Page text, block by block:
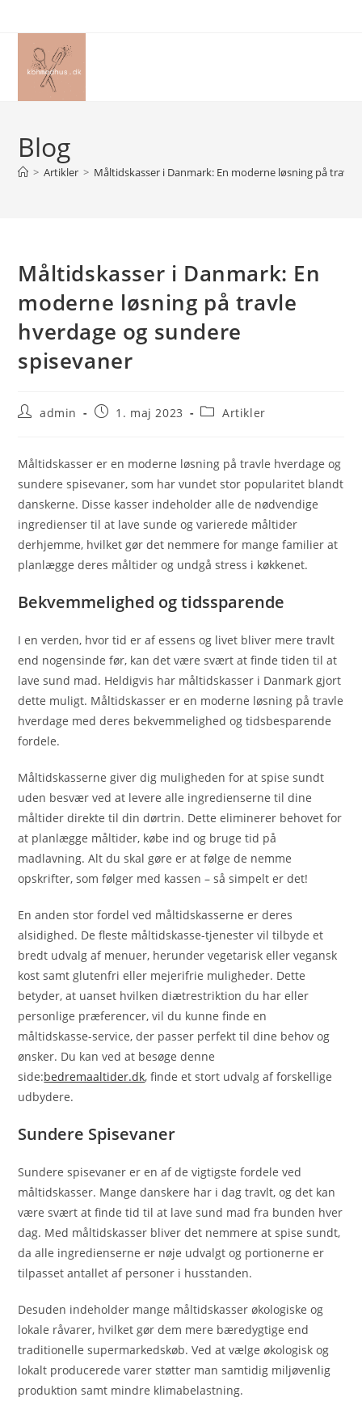
content
Blog
> Artikler > Måltidskasser i Danmark: En moderne løsning på
Måltidskasser i Danmark: En
moderne løsning på travle
hverdage og sundere
spisevaner
Postadmin
Post1. maj 2023
PostArtikler
Måltidskasser er en moderne løsning på travle hverdage og
sundere spisevaner, som har vundet stor popularitet blandt
danskerne. Disse kasser indeholder alle de nødvendige
ingredienser til at lave sunde og varierede måltider
derhjemme, hvilket gør det nemmere for mange familier at
planlægge deres måltider og undgå stress i køkkenet.
Bekvemmelighed og tidssparende
I en verden, hvor tid er af essens og livet bliver mere travlt
end nogensinde før, kan det være svært at finde tiden til at
lave sund mad. Heldigvis har måltidskasser i Danmark gjort
dette muligt. Måltidskasser er en moderne løsning på travle
hverdage med deres bekvemmelighed og tidsbesparende
fordele.
Måltidskasserne giver dig muligheden for at spise sundt
uden besvær ved at levere alle ingredienserne til dine
måltider direkte til din dørtrin. Dette eliminerer behovet for
at planlægge måltider, købe ind og bruge tid på
madlavning. Alt du skal gøre er at følge de nemme
opskrifter, som følger med kassen – så simpelt er det!
En anden stor fordel ved måltidskasserne er deres
alsidighed. De fleste måltidskasse-tjenester vil tilbyde et
bredt udvalg af menuer, herunder vegetarisk eller vegansk
kost samt glutenfri eller mejerifrie muligheder. Dette
betyder, at uanset hvilken diætrestriktion du har eller
personlige præferencer, vil du kunne finde en
måltidskasse-service, der passer perfekt til dine behov og
ønsker. Du kan ved at besøge denne
side:bedremaaltider.dk, finde et stort udvalg af forskellige
udbydere.
Sundere Spisevaner
Sundere spisevaner er en af de vigtigste fordele ved
måltidskasser. Mange danskere har i dag travlt, og det kan
være svært at finde tid til at lave sund mad fra bunden hver
dag. Med måltidskasser bliver det nemmere at spise sundt,
da alle ingredienserne er nøje udvalgt og portionerne er
tilpasset antallet af personer i husstanden.
Desuden indeholder mange måltidskasser økologiske og
lokale råvarer, hvilket gør dem mere bæredygtige end
traditionelle supermarkedskøb. Ved at vælge økologisk og
lokalt producerede varer støtter man samtidig miljøvenlig
produktion samt mindre klimabelastning.